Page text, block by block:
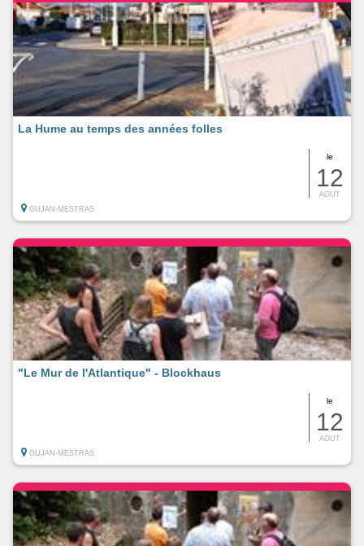
le
12
AOUT
La Hume au temps des années folles
GUJAN-MESTRAS
le
12
AOUT
"Le Mur de l'Atlantique" - Blockhaus
GUJAN-MESTRAS